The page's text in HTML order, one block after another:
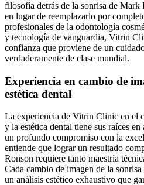
filosofía detrás de la sonrisa de
en lugar de reemplazarlo por
profesionales de la odontología
y tecnología de vanguardia, Vitrin
confianza que proviene de un
verdaderamente de clase mundial.
Experiencia en cambio de
estética dental
La experiencia de Vitrin Clinic en el
y la estética dental tiene sus raíces
un profundo compromiso con la
entiende que lograr un resultado
Ronson requiere tanto maestría
Cada cambio de imagen de la
un análisis estético exhaustivo que